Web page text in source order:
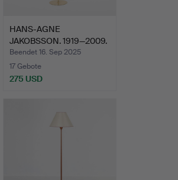
HANS-AGNE
JAKOBSSON. 1919—2009.
Stehlampe,…
Beendet 16. Sep 2025
17 Gebote
275 USD